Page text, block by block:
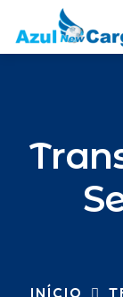
INÍCIO